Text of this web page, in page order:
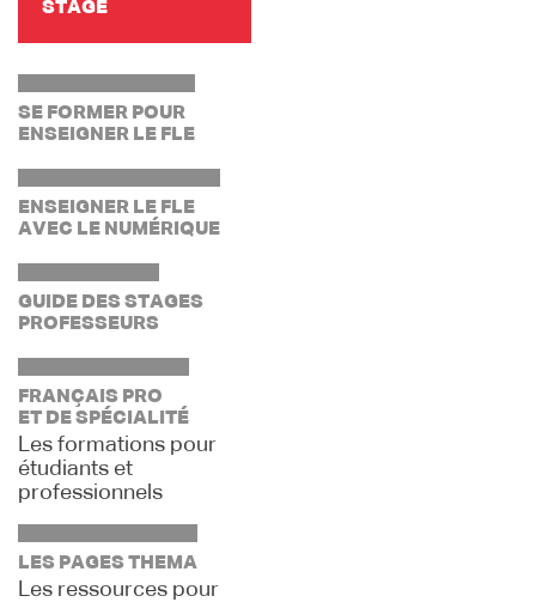
STAGE
SE FORMER POUR
ENSEIGNER LE FLE
ENSEIGNER LE FLE
AVEC LE NUMÉRIQUE
GUIDE DES STAGES
PROFESSEURS
FRANÇAIS PRO
ET DE SPÉCIALITÉ
Les formations pour
étudiants et
professionnels
LES PAGES THEMA
Les ressources pour